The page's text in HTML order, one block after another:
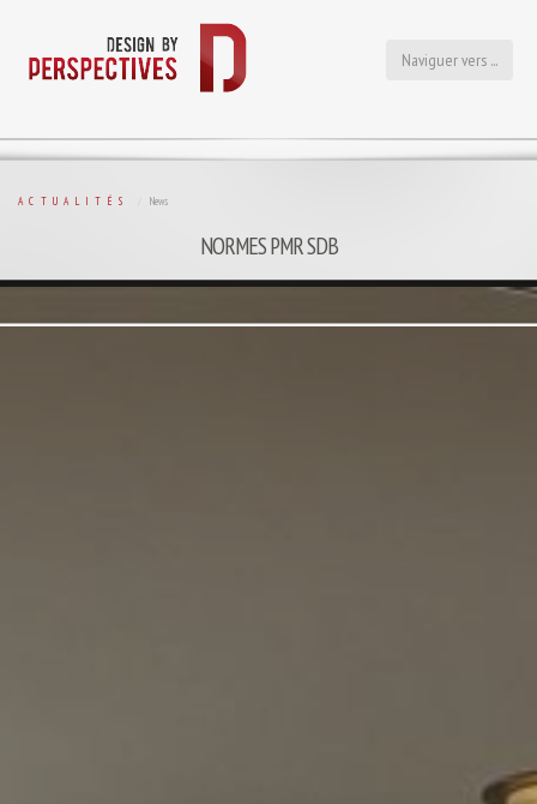
Naviguer vers ...
ACTUALITÉS News
NORMES PMR SDB